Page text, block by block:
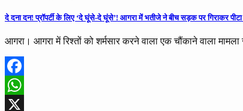
दे दना दन! प्रॉपर्टी के लिए ‘दे घूंसे-दे घूंसे’! आगरा में भतीजे ने बीच सड़क पर गिराकर
आगरा। आगरा में रिश्तों को शर्मसार करने वाला एक चौंकाने वाला
Facebook
WhatsApp